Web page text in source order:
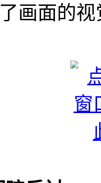
画面的